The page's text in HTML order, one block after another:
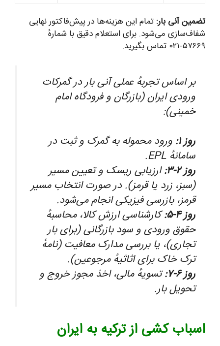
آنی بار:تمام این هزینه‌ها در پیش‌فاکتور نهایی
می‌شود. برای استعلام دقیق با شمارهٔ
۰۲۱ تماس بگیرید.
بر اساس تجربهٔ عملی آنی بار در گمرکات
ورودی ایران (بازرگان و فرودگاه امام
خمینی):
ورود محموله به گمرک و ثبت در
سامانهٔ EPL.
ارزیابی ریسک و تعیین مسیر
(سبز، زرد یا قرمز). در صورت انتخاب مسیر
قرمز، بازرسی فیزیکی انجام می‌شود.
کارشناسی ارزش کالا، محاسبهٔ
حقوق ورودی و سود بازرگانی (برای بار
تجاری)، یا بررسی مدارک معافیت (نامهٔ
ترک خاک برای اثاثیهٔ مرجوعین).
تسویهٔ مالی، اخذ مجوز خروج و
تحویل بار.
کشی از ترکیه به ایران